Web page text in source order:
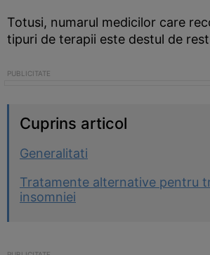
Totusi, numarul medicilor care
tipuri de terapii este destul de
Cuprins articol
Generalitati
Tratamente alternative pentru
insomniei